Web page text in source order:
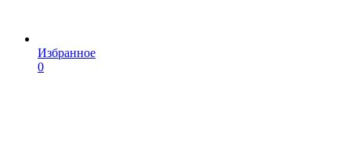
Избранное
0